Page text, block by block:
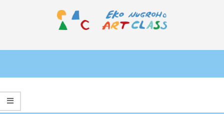
ART
CLASS
Primary
Menu